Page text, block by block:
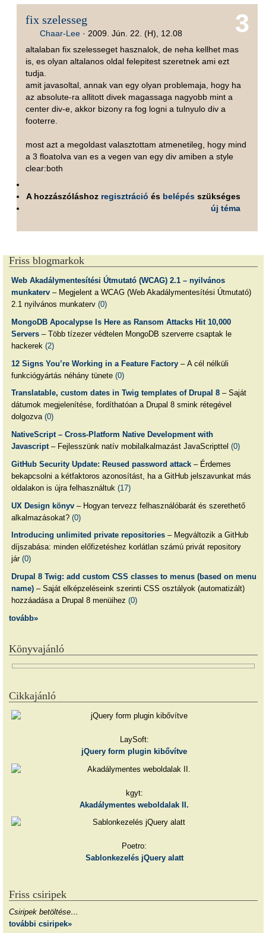
3
fix szelesseg
Chaar-Lee· 2009. Jún. 22. (H), 12.08
altalaban fix szelesseget hasznalok, de neha kellhet mas
is, es olyan altalanos oldal felepitest szeretnek ami ezt
tudja.
amit javasoltal, annak van egy olyan problemaja, hogy ha
az absolute-ra allitott divek magassaga nagyobb mint a
center div-e, akkor bizony ra fog logni a tulnyulo div a
footerre.
most azt a megoldast valasztottam atmenetileg, hogy mind
a 3 floatolva van es a vegen van egy div amiben a style
clear:both
A hozzászóláshoz regisztráció és belépés szükséges
új téma
Friss blogmarkok
Web Akadálymentesítési Útmutató (WCAG) 2.1 – nyilvános
munkaterv– Megjelent a WCAG (Web Akadálymentesítési Útmutató)
2.1 nyilvános munkaterv (0)
MongoDB Apocalypse Is Here as Ransom Attacks Hit 10,000
Servers– Több tízezer védtelen MongoDB szerverre csaptak le
hackerek (2)
12 Signs You’re Working in a Feature Factory– A cél nélküli
funkciógyártás néhány tünete (0)
Translatable, custom dates in Twig templates of Drupal 8– Saját
dátumok megjelenítése, fordíthatóan a Drupal 8 smink rétegével
dolgozva (0)
NativeScript – Cross-Platform Native Development with
Javascript– Fejlesszünk natív mobilalkalmazást JavaScripttel (0)
GitHub Security Update: Reused password attack– Érdemes
bekapcsolni a kétfaktoros azonosítást, ha a GitHub jelszavunkat más
oldalakon is újra felhasználtuk (17)
UX Design könyv– Hogyan tervezz felhasználóbarát és szerethető
alkalmazásokat? (0)
Introducing unlimited private repositories– Megváltozik a GitHub
díjszabása: minden előfizetéshez korlátlan számú privát repository
jár (0)
Drupal 8 Twig: add custom CSS classes to menus (based on menu
name)– Saját elképzeléseink szerinti CSS osztályok (automatizált)
hozzáadása a Drupal 8 menüihez (0)
tovább»
Könyvajánló
Cikkajánló
LaySoft:
jQuery form plugin kibővítve
kgyt:
Akadálymentes weboldalak II.
Poetro:
Sablonkezelés jQuery alatt
Friss csiripek
Csiripek betöltése…
további csiripek»